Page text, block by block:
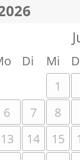
Di Mi
1
6
7 8
13
14 15